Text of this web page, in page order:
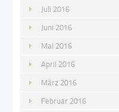
Juli 2016
Juni 2016
Mai 2016
April 2016
März 2016
Februar 2016